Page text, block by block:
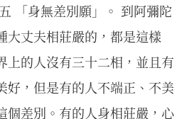
「身無差別願」。 到阿彌陀
大丈夫相莊嚴的，都是這樣
上的人沒有三十二相，並且有
好，但是有的人不端正、不美
個差別。有的人身相莊嚴，心